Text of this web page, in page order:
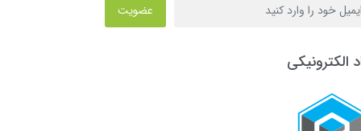
عضویت
الکترونیکی